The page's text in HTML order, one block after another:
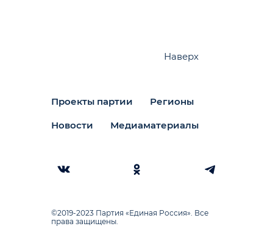
Проекты партии Регионы
Новости Медиаматериалы
Наверх
©2019-2023 Партия «Единая Россия». Все
права защищены.